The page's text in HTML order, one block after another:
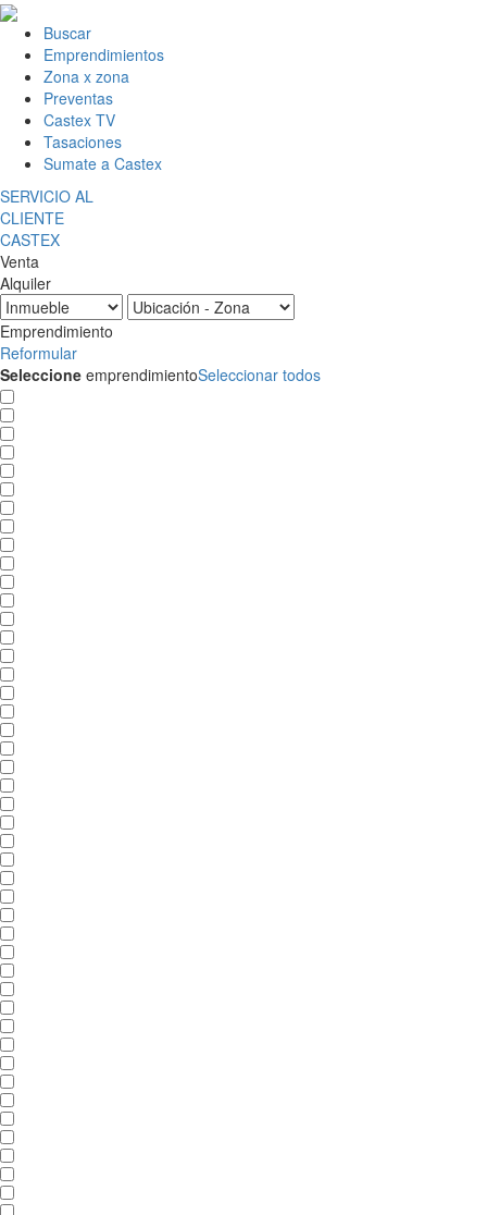
Buscar
Emprendimientos
Zona x zona
Preventas
Castex TV
Tasaciones
Sumate a Castex
SERVICIO AL
CLIENTE
CASTEX
Venta
Alquiler
Emprendimiento
Reformular
Seleccione emprendimientoSeleccionar todos